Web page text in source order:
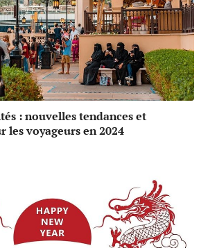
: nouvelles tendances et
les voyageurs en 2024